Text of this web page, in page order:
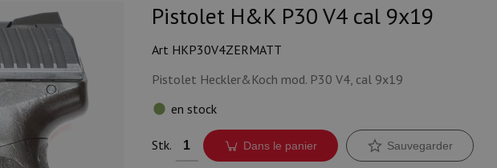
Pistolet H&K P30 V4 cal 9x19
Art HKP30V4ZERMATT
Pistolet Heckler&Koch mod. P30 V4, cal 9x19
en stock
Stk. Dans le panier Sauvegarder